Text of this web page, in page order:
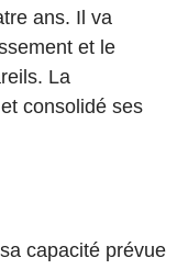
ans. Il va
et le
La
consolidé ses
capacité prévue